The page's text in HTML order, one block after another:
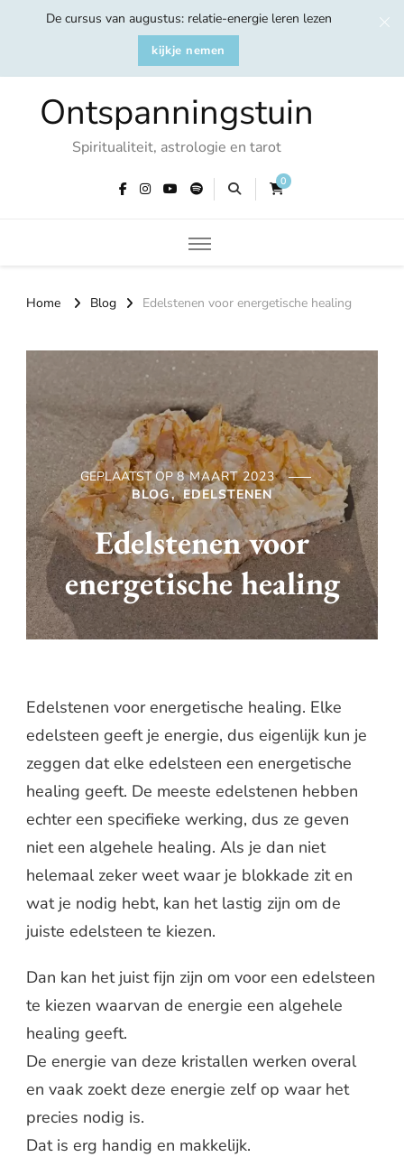
De cursus van augustus: relatie-energie leren lezen
kijkje nemen
Ontspanningstuin
Spiritualiteit, astrologie en tarot
0
Home Blog Edelstenen voor energetische healing
GEPLAATST OP8 MAART 2023
BLOG
EDELSTENEN
Edelstenen voor
energetische healing
Edelstenen voor energetische healing. Elke
edelsteen geeft je energie, dus eigenlijk kun je
zeggen dat elke edelsteen een energetische
healing geeft. De meeste edelstenen hebben
echter een specifieke werking, dus ze geven
niet een algehele healing. Als je dan niet
helemaal zeker weet waar je blokkade zit en
wat je nodig hebt, kan het lastig zijn om de
juiste edelsteen te kiezen.
Dan kan het juist fijn zijn om voor een edelsteen
te kiezen waarvan de energie een algehele
healing geeft.
De energie van deze kristallen werken overal
en vaak zoekt deze energie zelf op waar het
precies nodig is.
Dat is erg handig en makkelijk.